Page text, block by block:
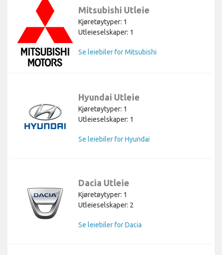
Mitsubishi Utleie
Kjøretøytyper: 1
Utleieselskaper: 1
Se leiebiler for Mitsubishi
Hyundai Utleie
Kjøretøytyper: 1
Utleieselskaper: 1
Se leiebiler for Hyundai
Dacia Utleie
Kjøretøytyper: 1
Utleieselskaper: 2
Se leiebiler for Dacia